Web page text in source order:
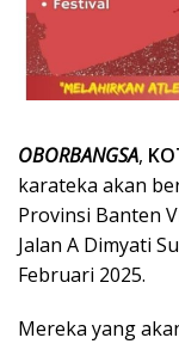
OBORBANGSA,
karateka akan
Provinsi Banten
Jalan A Dimyati
Februari 2025.
Mereka yang